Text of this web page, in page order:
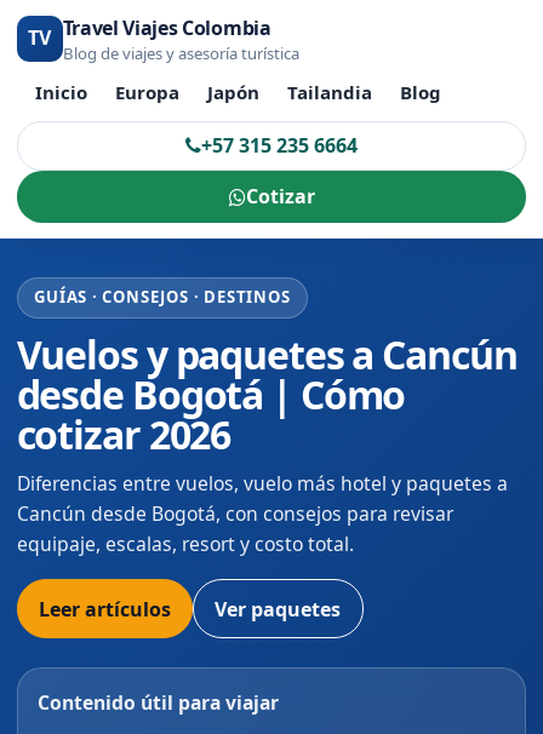
TV Travel Viajes Colombia
Blog de viajes y asesoría turística
Inicio Europa Japón Tailandia Blog
+57 315 235 6664
Cotizar
GUÍAS · CONSEJOS · DESTINOS
Vuelos y paquetes a Cancún
desde Bogotá | Cómo
cotizar 2026
Diferencias entre vuelos, vuelo más hotel y paquetes a
Cancún desde Bogotá, con consejos para revisar
equipaje, escalas, resort y costo total.
Leer artículos Ver paquetes
Contenido útil para viajar